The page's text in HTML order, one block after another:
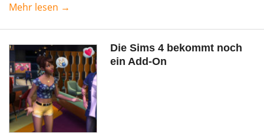
Mehr lesen →
Die Sims 4 bekommt noch
ein Add-On